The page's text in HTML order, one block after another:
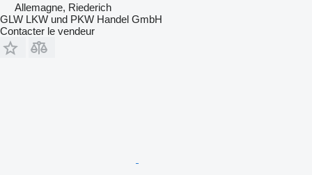
Allemagne, Riederich
GLW LKW und PKW Handel GmbH
Contacter le vendeur